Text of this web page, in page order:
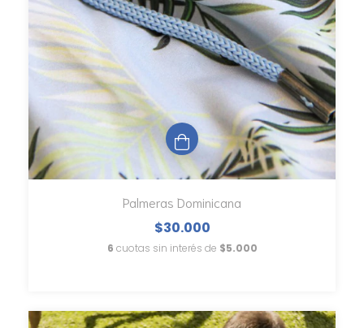
Palmeras Dominicana
$30.000
6 cuotas sin interés de $5.000